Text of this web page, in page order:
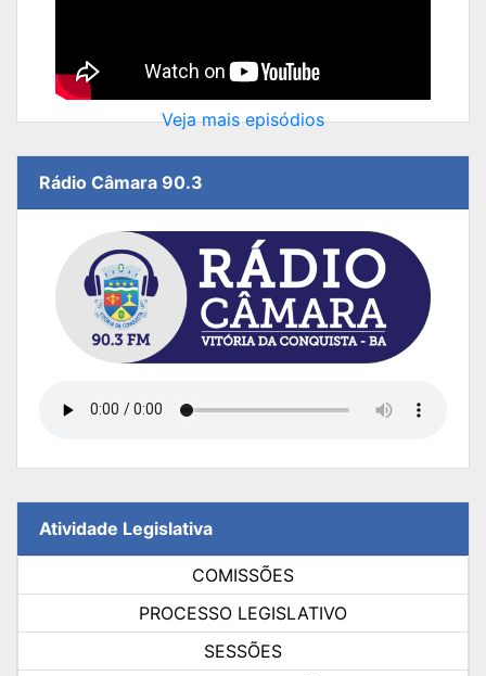
Veja mais episódios
Rádio Câmara 90.3
Atividade Legislativa
COMISSÕES
PROCESSO LEGISLATIVO
SESSÕES